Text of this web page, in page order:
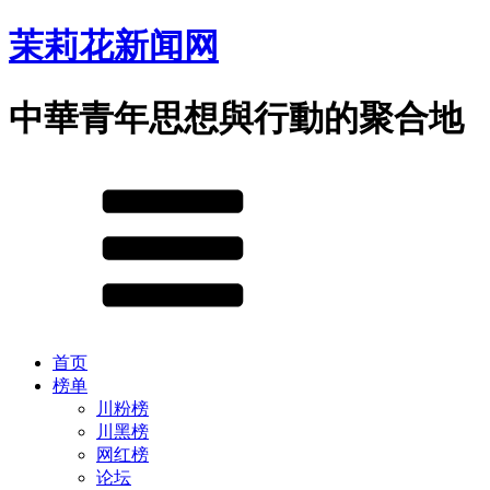
茉莉花新闻网
中華青年思想與行動的聚合地
首页
榜单
川粉榜
川黑榜
网红榜
论坛